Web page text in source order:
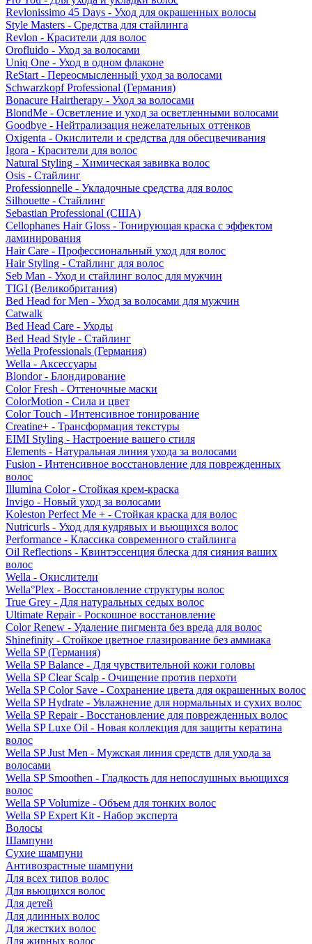
Revlonissimo 45 Days - Уход для окрашенных волосы
Style Masters - Средства для стайлинга
Revlon - Красители для волос
Orofluido - Уход за волосами
Uniq One - Уход в одном флаконе
ReStart - Переосмысленный уход за волосами
Schwarzkopf Professional (Германия)
Bonacure Hairtherapy - Уход за волосами
BlondMe - Осветление и уход за осветленными волосами
Goodbye - Нейтрализация нежелательных оттенков
Oxigenta - Окислители и средства для обесцвечивания
Igora - Красители для волос
Natural Styling - Химическая завивка волос
Osis - Стайлинг
Professionnelle - Укладочные средства для волос
Silhouette - Стайлинг
Sebastian Professional (США)
Cellophanes Hair Gloss - Тонирующая краска с эффектом
ламинирования
Hair Care - Профессиональный уход для волос
Hair Styling - Стайлинг для волос
Seb Man - Уход и стайлинг волос для мужчин
TIGI (Великобритания)
Bed Head for Men - Уход за волосами для мужчин
Catwalk
Bed Head Care - Уходы
Bed Head Style - Стайлинг
Wella Professionals (Германия)
Wella - Аксессуары
Blondor - Блондирование
Color Fresh - Оттеночные маски
ColorMotion - Сила и цвет
Color Touch - Интенсивное тонирование
Creatine+ - Трансформация текстуры
EIMI Styling - Настроение вашего стиля
Elements - Натуральная линия ухода за волосами
Fusion - Интенсивное восстановление для поврежденных
волос
Illumina Color - Стойкая крем-краска
Invigo - Новый уход за волосами
Koleston Perfect Me + - Стойкая краска для волос
Nutricurls - Уход для кудрявых и вьющихся волос
Performance - Классика современного стайлинга
Oil Reflections - Квинтэссенция блеска для сияния ваших
волос
Wella - Окислители
Wella°Plex - Восстановление структуры волос
True Grey - Для натуральных седых волос
Ultimate Repair - Роскошное восстановление
Color Renew - Удаление пигмента без вреда для волос
Shinefinity - Стойкое цветное глазирование без аммиака
Wella SP (Германия)
Wella SP Balance - Для чувствительной кожи головы
Wella SP Clear Scalp - Очищение против перхоти
Wella SP Color Save - Сохранение цвета для окрашенных волос
Wella SP Hydrate - Увлажнение для нормальных и сухих волос
Wella SP Repair - Восстановление для поврежденных волос
Wella SP Luxe Oil - Новая коллекция для защиты кератина
волос
Wella SP Just Men - Мужская линия средств для ухода за
волосами
Wella SP Smoothen - Гладкость для непослушных вьющихся
волос
Wella SP Volumize - Объем для тонких волос
Wella SP Expert Kit - Набор эксперта
Волосы
Шампуни
Сухие шампуни
Антивозрастные шампуни
Для всех типов волос
Для вьющихся волос
Для детей
Для длинных волос
Для жестких волос
Для жирных волос